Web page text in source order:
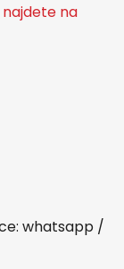
na
whatsapp /